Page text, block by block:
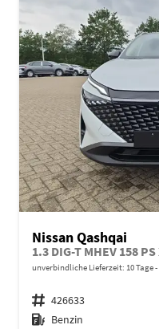
Nissan Qashqai
unverbindliche Lieferzeit: 10 Tage
Fahrzeugnr. 426633
Kraftstoff Benzin